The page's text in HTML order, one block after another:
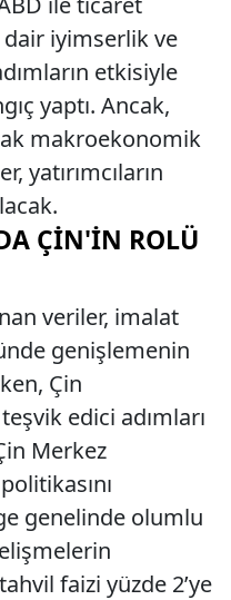
dair iyimserlik ve
etkisiyle
yaptı. Ancak,
makroekonomik
yatırımcıların
ÇIN'IN ROLÜ
veriler, imalat
genişlemenin
Çin
edici adımları
Merkez
genelinde olumlu
faizi yüzde 2’ye